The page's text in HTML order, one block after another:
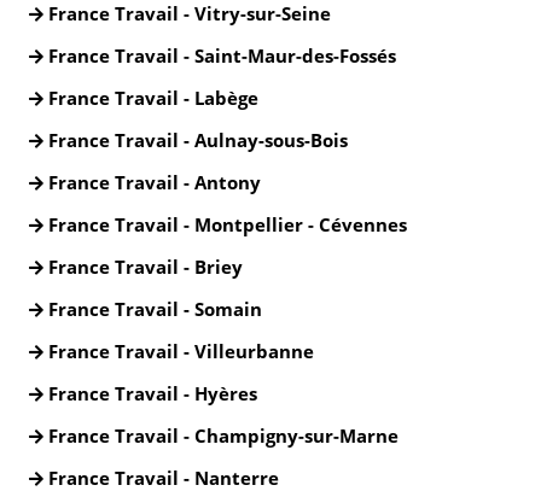
France Travail - Vitry-sur-Seine
France Travail - Saint-Maur-des-Fossés
France Travail - Labège
France Travail - Aulnay-sous-Bois
France Travail - Antony
France Travail - Montpellier - Cévennes
France Travail - Briey
France Travail - Somain
France Travail - Villeurbanne
France Travail - Hyères
France Travail - Champigny-sur-Marne
France Travail - Nanterre